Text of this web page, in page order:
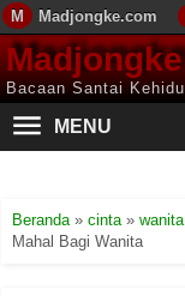
Madjongke.com
Madjongke
Bacaan Santai
MENU
Beranda» cinta» wanita
Mahal Bagi Wanita